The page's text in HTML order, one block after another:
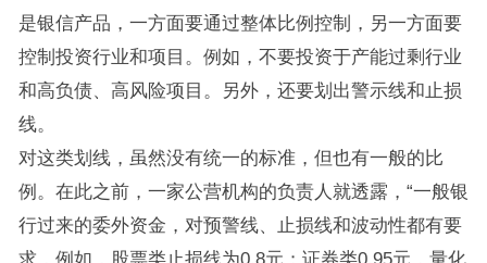
是银信产品，一方面要通过整体比例控制，另一方面要
控制投资行业和项目。例如，不要投资于产能过剩行业
和高负债、高风险项目。另外，还要划出警示线和止损
线。
对这类划线，虽然没有统一的标准，但也有一般的比
例。在此之前，一家公营机构的负责人就透露，“一般银
行过来的委外资金，对预警线、止损线和波动性都有要
求，例如，股票类止损线为0.8元；证券类0.95元，量化